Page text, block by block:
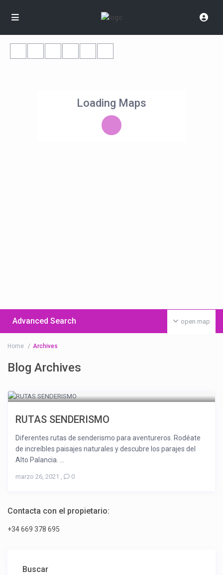
Loading Maps
open map
Advanced Search
Home Archives
Blog Archives
RUTAS SENDERISMO
Diferentes rutas de senderismo para aventureros. Rodéate
de increíbles paisajes naturales y descubre los parajes del
Alto Palancia. ...
marzo 26, 2021 , 0
Contacta con el propietario:
+34 669 378 695
Buscar